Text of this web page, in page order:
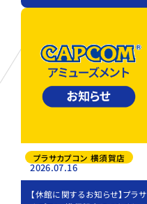
プラサカプコン 横須賀店
2026.07.16
【休館に関するお知らせ】プラサ